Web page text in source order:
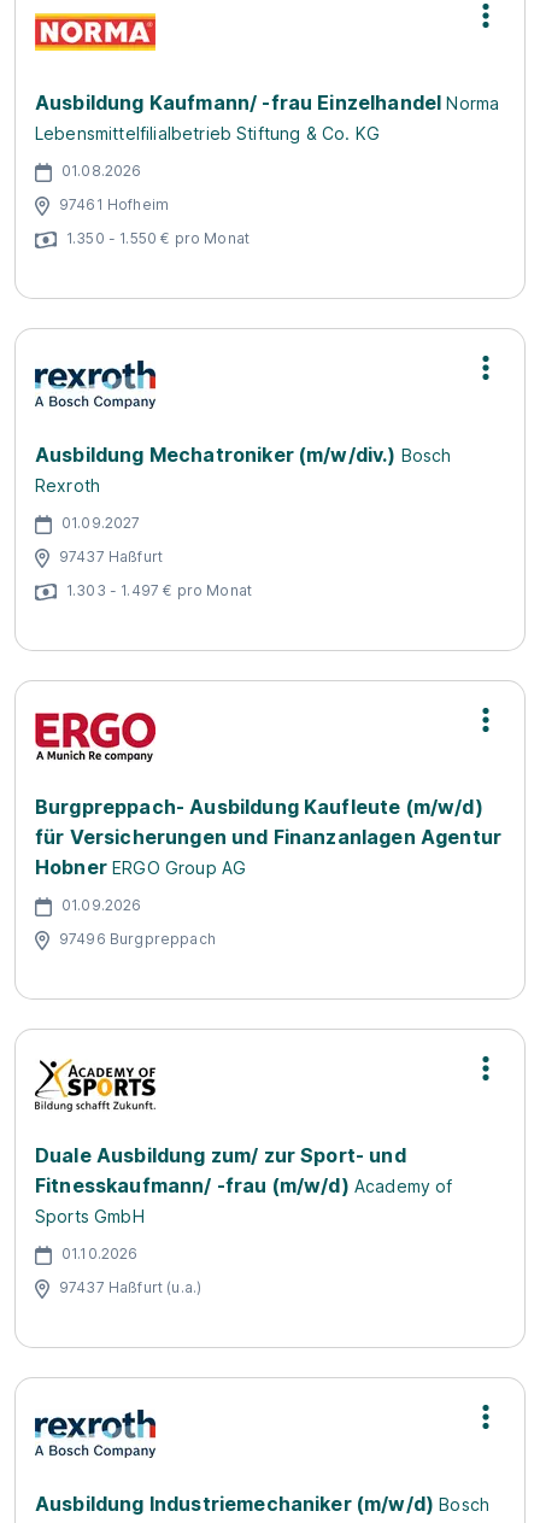
Ausbildung Kaufmann/ -frau Einzelhandel Norma
Lebensmittelfilialbetrieb Stiftung & Co. KG
01.08.2026
97461 Hofheim
1.350 - 1.550 € pro Monat
Ausbildung Mechatroniker (m/w/div.) Bosch
Rexroth
01.09.2027
97437 Haßfurt
1.303 - 1.497 € pro Monat
Burgpreppach- Ausbildung Kaufleute (m/w/d)
für Versicherungen und Finanzanlagen Agentur
Hobner ERGO Group AG
01.09.2026
97496 Burgpreppach
Duale Ausbildung zum/ zur Sport- und
Fitnesskaufmann/ -frau (m/w/d) Academy of
Sports GmbH
01.10.2026
97437 Haßfurt (u.a.)
Ausbildung Industriemechaniker (m/w/d) Bosch